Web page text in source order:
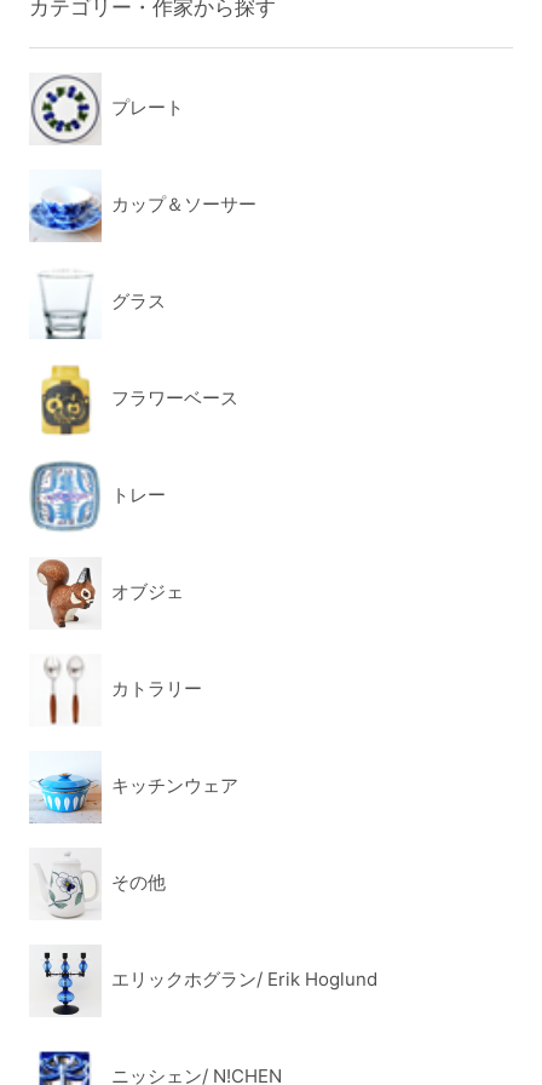
カテゴリー・作家から探す
プレート
カップ＆ソーサー
グラス
フラワーベース
トレー
オブジェ
カトラリー
キッチンウェア
その他
エリックホグラン/ Erik Hoglund
ニッシェン/ N!CHEN